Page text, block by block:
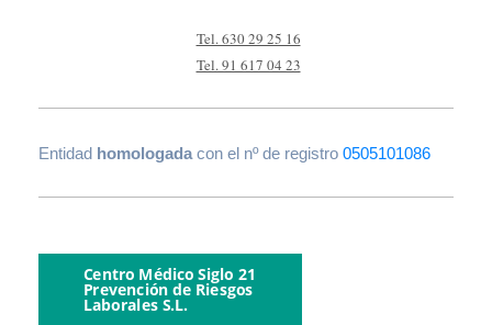
Tel. 630 29 25 16
Tel. 91 617 04 23
Entidad homologada con el nº de registro 0505101086